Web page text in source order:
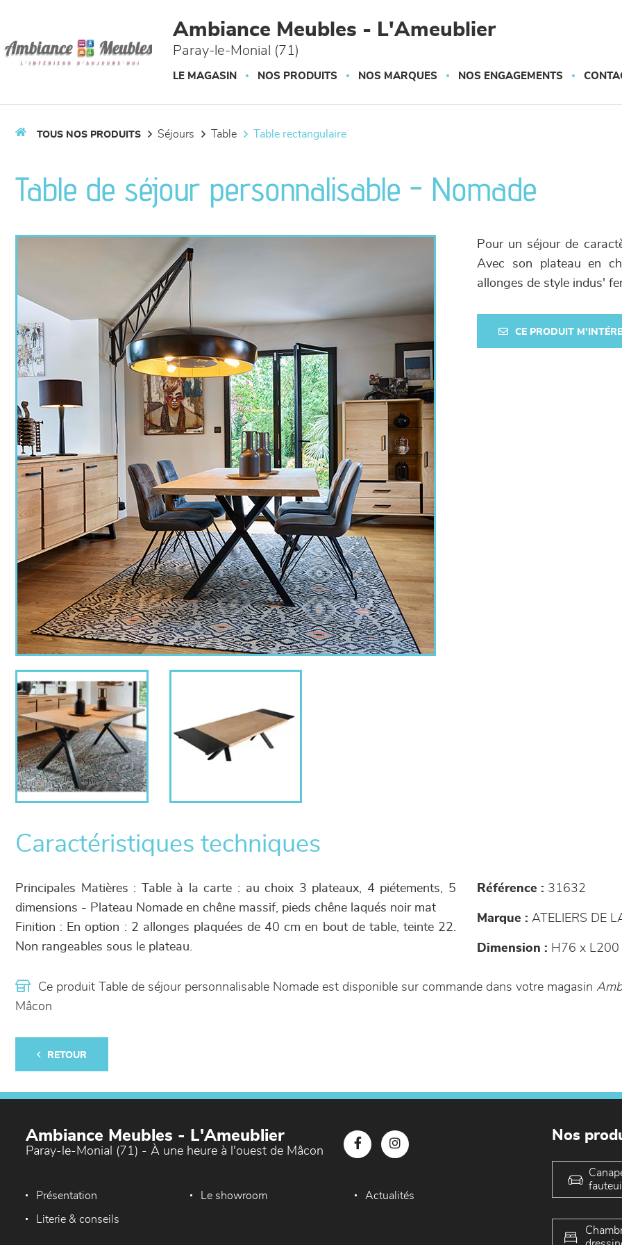
Ambiance Meubles - L'Ameublier
Paray-le-Monial (71)
LE MAGASIN NOS PRODUITS NOS MARQUES NOS ENGAGEMENTS
TOUS NOS PRODUITS séjours table table rectangulaire
Table de séjour personnalisable - Nomade
Pour un séjour de
Avec son plateau en
allonges de style indus'
CE PRODUIT
Caractéristiques techniques
Principales Matières : Table à la carte : au choix 3 plateaux, 4 piétements, 5
dimensions - Plateau Nomade en chêne massif, pieds chêne laqués noir mat
Finition : En option : 2 allonges plaquées de 40 cm en bout de table, teinte 22.
Non rangeables sous le plateau.
Référence : 31632
Marque : ATELIERS DE
Dimension : H76 x L200
Ce produit Table de séjour personnalisable Nomade est disponible sur commande dans votre magasin
Mâcon
RETOUR
Ambiance Meubles - L'Ameublier
Paray-le-Monial (71) - À une heure à l'ouest de Mâcon
Présentation Le showroom Actualités
Literie & conseils
Nos